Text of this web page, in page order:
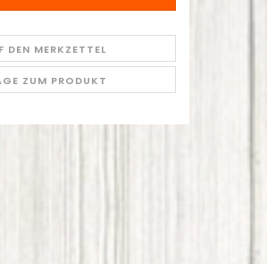
DEN MERKZETTEL
ZUM PRODUKT